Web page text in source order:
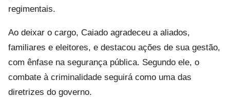
regimentais.
Ao deixar o cargo, Caiado agradeceu a aliados,
familiares e eleitores, e destacou ações de sua gestão,
com ênfase na segurança pública. Segundo ele, o
combate à criminalidade seguirá como uma das
diretrizes do governo.